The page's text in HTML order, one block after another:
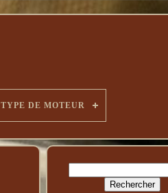
TYPE DE MOTEUR